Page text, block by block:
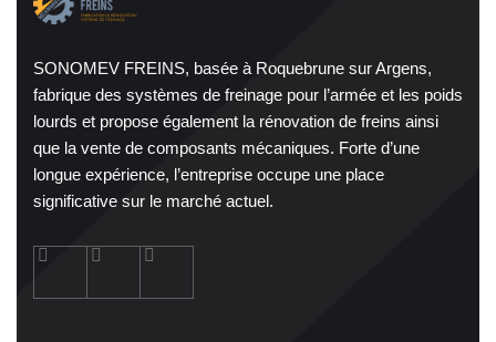
SONOMEV FREINS, basée à Roquebrune sur Argens,
fabrique des systèmes de freinage pour l’armée et les poids
lourds et propose également la rénovation de freins ainsi
que la vente de composants mécaniques. Forte d’une
longue expérience, l’entreprise occupe une place
significative sur le marché actuel.